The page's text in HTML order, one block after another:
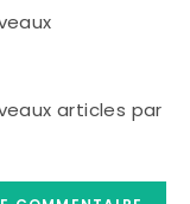
articles par